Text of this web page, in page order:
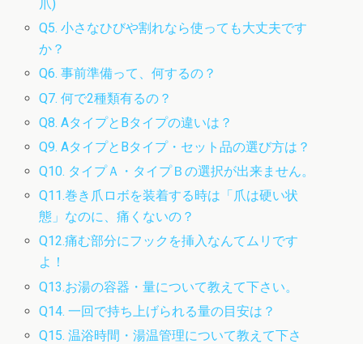
爪)
Q5. 小さなひびや割れなら使っても大丈夫です
か？
Q6. 事前準備って、何するの？
Q7. 何で2種類有るの？
Q8. AタイプとBタイプの違いは？
Q9. AタイプとBタイプ・セット品の選び方は？
Q10. タイプＡ・タイプＢの選択が出来ません。
Q11.巻き爪ロボを装着する時は「爪は硬い状
態」なのに、痛くないの？
Q12.痛む部分にフックを挿入なんてムリです
よ！
Q13.お湯の容器・量について教えて下さい。
Q14. 一回で持ち上げられる量の目安は？
Q15. 温浴時間・湯温管理について教えて下さ